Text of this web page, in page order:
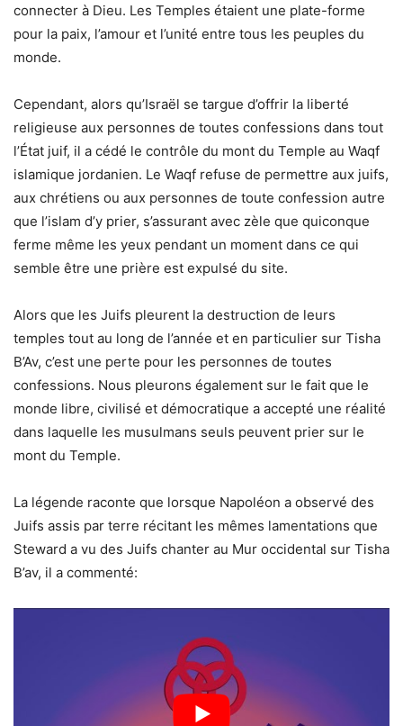
connecter à Dieu. Les Temples étaient une plate-forme
pour la paix, l’amour et l’unité entre tous les peuples du
monde.
Cependant, alors qu’Israël se targue d’offrir la liberté
religieuse aux personnes de toutes confessions dans tout
l’État juif, il a cédé le contrôle du mont du Temple au Waqf
islamique jordanien. Le Waqf refuse de permettre aux juifs,
aux chrétiens ou aux personnes de toute confession autre
que l’islam d’y prier, s’assurant avec zèle que quiconque
ferme même les yeux pendant un moment dans ce qui
semble être une prière est expulsé du site.
Alors que les Juifs pleurent la destruction de leurs
temples tout au long de l’année et en particulier sur Tisha
B’Av, c’est une perte pour les personnes de toutes
confessions. Nous pleurons également sur le fait que le
monde libre, civilisé et démocratique a accepté une réalité
dans laquelle les musulmans seuls peuvent prier sur le
mont du Temple.
La légende raconte que lorsque Napoléon a observé des
Juifs assis par terre récitant les mêmes lamentations que
Steward a vu des Juifs chanter au Mur occidental sur Tisha
B’av, il a commenté: